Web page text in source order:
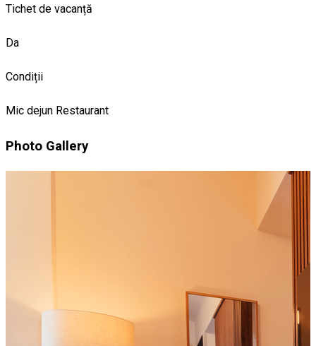
Tichet de vacanță
Da
Condiții
Mic dejun Restaurant
Photo Gallery